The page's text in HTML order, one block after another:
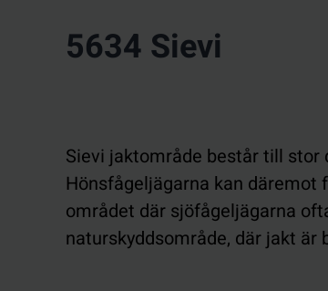
5634 Sievi
Sievi jaktområde består till stor
Hönsfågeljägarna kan däremot
området där sjöfågeljägarna
naturskyddsområde, där jakt är